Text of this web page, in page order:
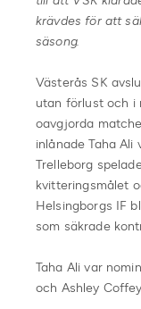
krävdes för att
säsong.
Västerås SK
utan förlust och i
oavgjorda
inlånade Taha Ali
Trelleborg
kvitteringsmålet
Helsingborgs IF
som säkrade
Taha Ali var
och Ashley